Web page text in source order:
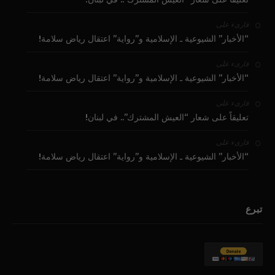
قارىء على
“الأخبار” الشيوعية ـ الإسلامية و”رواية” اعتقال رياض سلامة!
قارىء على
“الأخبار” الشيوعية ـ الإسلامية و”رواية” اعتقال رياض سلامة!
قارىء على
تعليقاً على شعار “العيش المشترك”.. في لبنان!
قارىء على
“الأخبار” الشيوعية ـ الإسلامية و”رواية” اعتقال رياض سلامة!
تبرع